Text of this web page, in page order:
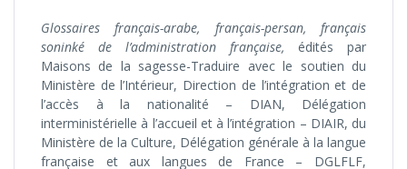
Glossaires français-arabe, français-persan, français
soninké de l’administration française, édités par
Maisons de la sagesse-Traduire avec le soutien du
Ministère de l’Intérieur, Direction de l’intégration et de
l’accès à la nationalité – DIAN, Délégation
interministérielle à l’accueil et à l’intégration – DIAIR, du
Ministère de la Culture, Délégation générale à la langue
française et aux langues de France – DGLFLF,